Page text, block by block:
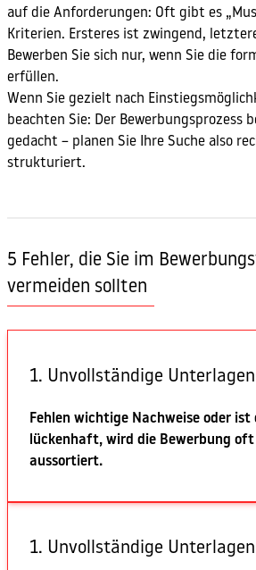
auf die Anforderungen: Oft gibt es
Kriterien. Ersteres ist zwingend,
Bewerben Sie sich nur, wenn Sie die
erfüllen.
Wenn Sie gezielt nach
beachten Sie: Der Bewerbungsprozess
gedacht – planen Sie Ihre Suche also
strukturiert.
5 Fehler, die Sie im
vermeiden sollten
1. Unvollständige Unterlagen
Fehlen wichtige Nachweise oder ist
lückenhaft, wird die Bewerbung
aussortiert.
1. Unvollständige Unterlagen